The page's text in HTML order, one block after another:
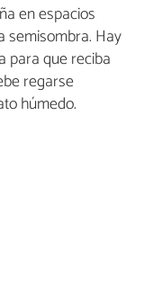
en espacios
semisombra. Hay
para que reciba
regarse
húmedo.